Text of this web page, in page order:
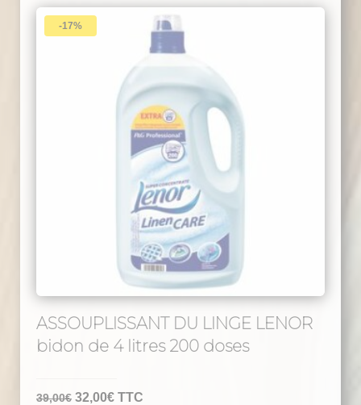
-17%
ASSOUPLISSANT DU LINGE LENOR
bidon de 4 litres 200 doses
39,00€ Le
32,00€Le
TTC